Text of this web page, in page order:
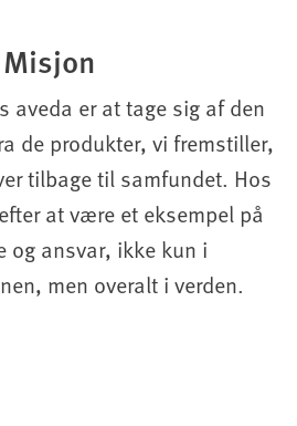
Misjon
aveda er at tage sig af den
de produkter, vi fremstiller,
tilbage til samfundet. Hos
at være et eksempel på
og ansvar, ikke kun i
men overalt i verden.